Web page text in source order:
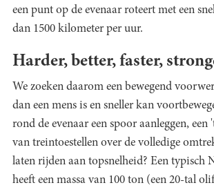
een punt op de evenaar roteert met een
dan 1500 kilometer per uur.
Harder, better, faster,
We zoeken daarom een bewegend
dan een mens is en sneller kan
rond de evenaar een spoor aanleggen,
van treintoestellen over de volledige
laten rijden aan topsnelheid? Een typisch
heeft een massa van 100 ton (een 20-tal